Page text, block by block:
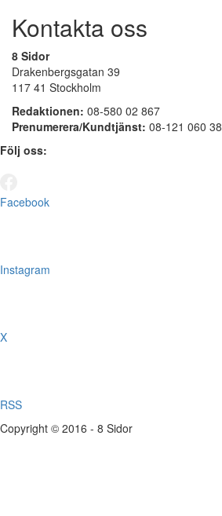
Kontakta oss
8 Sidor
Drakenbergsgatan 39
117 41 Stockholm
Redaktionen: 08-580 02 867
Prenumerera/Kundtjänst: 08-121 060 38
Följ oss:
Facebook
Instagram
X
RSS
Copyright © 2016 - 8 Sidor